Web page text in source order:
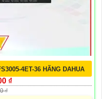
4ET-36 HÃNG DAHUA
₫
₫